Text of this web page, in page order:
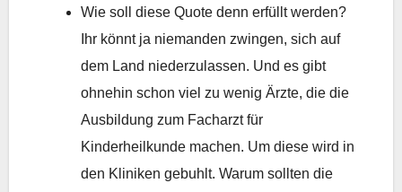
Wie soll diese Quote denn erfüllt werden?
Ihr könnt ja niemanden zwingen, sich auf
dem Land niederzulassen. Und es gibt
ohnehin schon viel zu wenig Ärzte, die die
Ausbildung zum Facharzt für
Kinderheilkunde machen. Um diese wird in
den Kliniken gebuhlt. Warum sollten die